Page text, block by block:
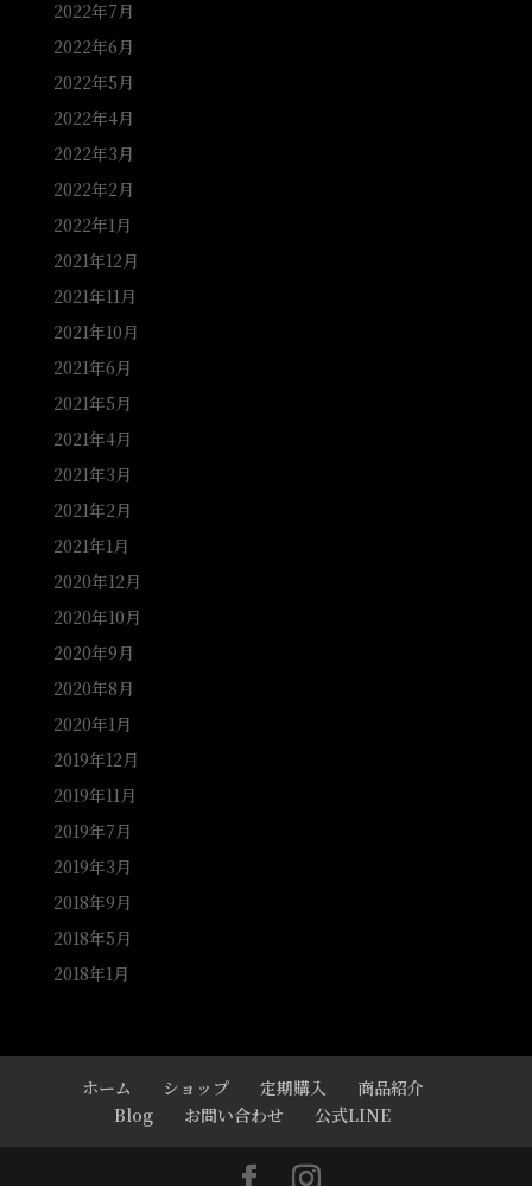
2022年7月
2022年6月
2022年5月
2022年4月
2022年3月
2022年2月
2022年1月
2021年12月
2021年11月
2021年10月
2021年6月
2021年5月
2021年4月
2021年3月
2021年2月
2021年1月
2020年12月
2020年10月
2020年9月
2020年8月
2020年1月
2019年12月
2019年11月
2019年7月
2019年3月
2018年9月
2018年5月
2018年1月
ホーム ショップ 定期購入
商品紹介
Blog
お問い合わせ 公式LINE